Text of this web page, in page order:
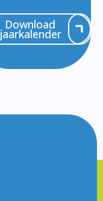
Download
jaarkalender